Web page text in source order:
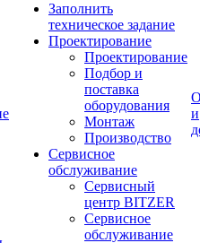
Заполнить
техническое задание
Проектирование
Проектирование
Подбор и
поставка
оборудования
Монтаж
Производство
Сервисное
обслуживание
Сервисный
центр BITZER
Сервисное
обслуживание
и